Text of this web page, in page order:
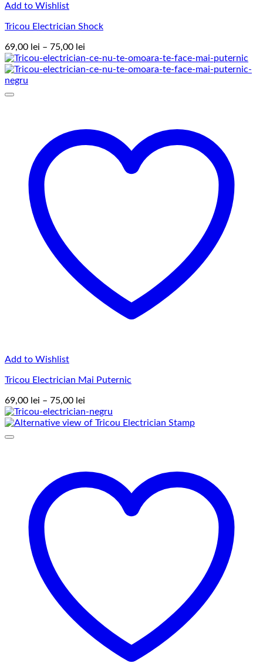
Add to Wishlist
Tricou Electrician Shock
69,00 lei – 75,00 lei
de
prețuri:
Add to Wishlist
Tricou Electrician Mai Puternic
69,00 lei – 75,00 lei
de
prețuri: